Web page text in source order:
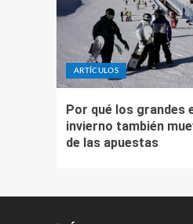
ARTÍCULOS
Por qué los grandes
invierno también
de las apuestas